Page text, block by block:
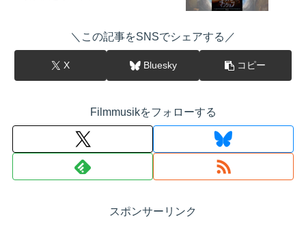
＼この記事をSNSでシェアする／
X Bluesky コピー
Filmmusikをフォローする
スポンサーリンク